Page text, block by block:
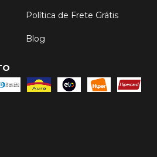
Política de Frete Grátis
Blog